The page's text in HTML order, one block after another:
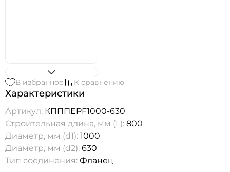
В избранное К сравнению
Характеристики
Артикул: КПППEPF1000-630
Строительная длина, мм (L): 800
Диаметр, мм (d1): 1000
Диаметр, мм (d2): 630
Тип соединения: Фланец